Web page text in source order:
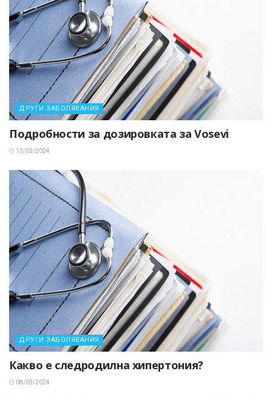
ДРУГИ ЗАБОЛЯВАНИЯ
Подробности за дозировката за Vosevi
13/03/2024
ДРУГИ ЗАБОЛЯВАНИЯ
Какво е следродилна хипертония?
08/03/2024